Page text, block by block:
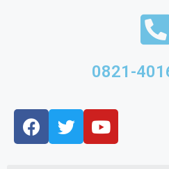
0821-